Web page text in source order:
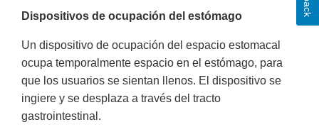
Dispositivos de ocupación del estómago
Un dispositivo de ocupación del espacio estomacal
ocupa temporalmente espacio en el estómago, para
que los usuarios se sientan llenos. El dispositivo se
ingiere y se desplaza a través del tracto
gastrointestinal.